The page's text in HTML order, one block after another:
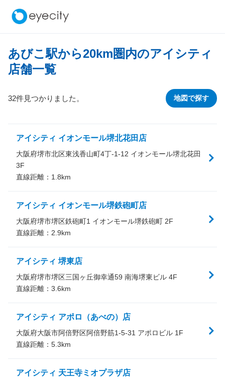
あびこ駅から20km圏内のアイシティ
店舗一覧
地図で探す
32件見つかりました。
アイシティ イオンモール堺北花田店
大阪府堺市北区東浅香山町4丁-1-12 イオンモール堺北花田
3F
直線距離： 1.8km
アイシティ イオンモール堺鉄砲町店
大阪府堺市堺区鉄砲町1 イオンモール堺鉄砲町 2F
直線距離： 2.9km
アイシティ 堺東店
大阪府堺市堺区三国ヶ丘御幸通59 南海堺東ビル 4F
直線距離： 3.6km
アイシティ アポロ（あべの）店
大阪府大阪市阿倍野区阿倍野筋1-5-31 アポロビル 1F
直線距離： 5.3km
アイシティ 天王寺ミオプラザ店